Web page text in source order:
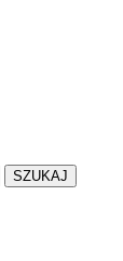
SZUKAJ